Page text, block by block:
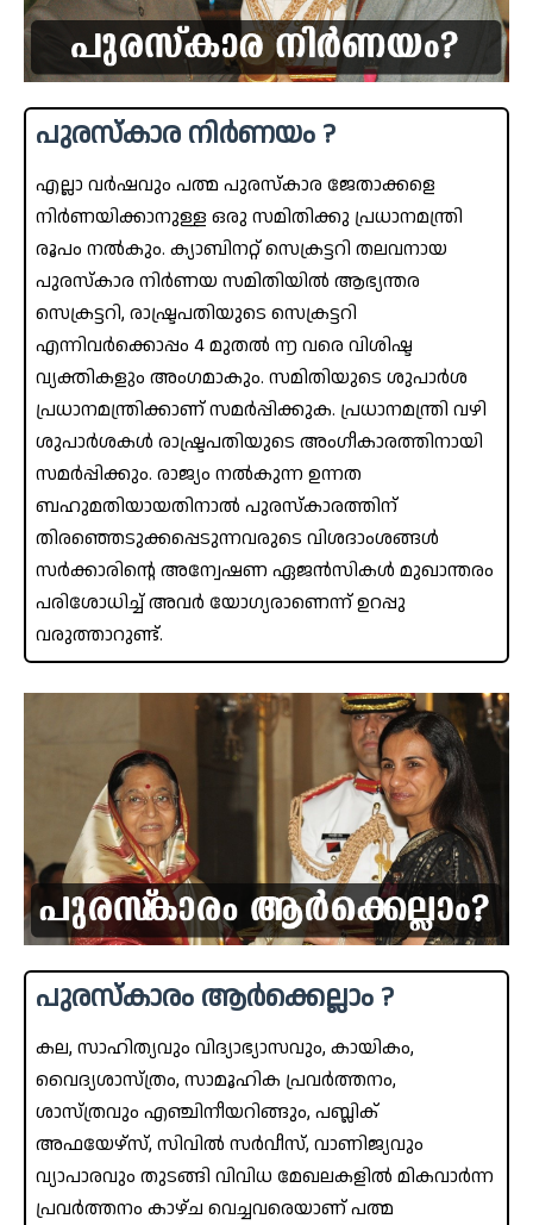
പുരസ്‌കാര നിർണയം ?
എല്ലാ വർഷവും പത്മ പുരസ്‌കാര ജേതാക്കളെ
നിർണയിക്കാനുള്ള ഒരു സമിതിക്കു പ്രധാനമന്ത്രി
രൂപം നൽകും. ക്യാബിനറ്റ് സെക്രട്ടറി തലവനായ
പുരസ്‌കാര നിർണയ സമിതിയിൽ ആഭ്യന്തര
സെക്രട്ടറി, രാഷ്ട്രപതിയുടെ സെക്രട്ടറി
എന്നിവർക്കൊപ്പം 4 മുതൽ ൬ വരെ വിശിഷ്ട
വ്യക്തികളും അംഗമാകും. സമിതിയുടെ ശുപാർശ
പ്രധാനമന്ത്രിക്കാണ് സമർപ്പിക്കുക. പ്രധാനമന്ത്രി വഴി
ശുപാർശകൾ രാഷ്ട്രപതിയുടെ അംഗീകാരത്തിനായി
സമർപ്പിക്കും. രാജ്യം നൽകുന്ന ഉന്നത
ബഹുമതിയായതിനാൽ പുരസ്‌കാരത്തിന്
തിരഞ്ഞെടുക്കപ്പെടുന്നവരുടെ വിശദാംശങ്ങൾ
സർക്കാരിന്റെ അന്വേഷണ ഏജൻസികൾ മുഖാന്തരം
പരിശോധിച്ച് അവർ യോഗ്യരാണെന്ന് ഉറപ്പു
വരുത്താറുണ്ട്.
പുരസ്‌കാരം ആർക്കെല്ലാം ?
കല, സാഹിത്യവും വിദ്യാഭ്യാസവും, കായികം,
വൈദ്യശാസ്ത്രം, സാമൂഹിക പ്രവർത്തനം,
ശാസ്ത്രവും എഞ്ചിനീയറിങ്ങും, പബ്ലിക്
അഫയേഴ്‌സ്, സിവിൽ സർവീസ്, വാണിജ്യവും
വ്യാപാരവും തുടങ്ങി വിവിധ മേഖലകളിൽ മികവാർന്ന
പ്രവർത്തനം കാഴ്ച വെച്ചവരെയാണ് പത്മ